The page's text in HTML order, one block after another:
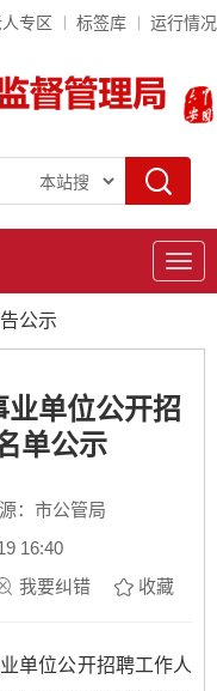
专区 标签库 运行情况
导
公示
单位公开招
单公示
：市公管局
16:40
我要纠错 收藏
单位公开招聘工作人